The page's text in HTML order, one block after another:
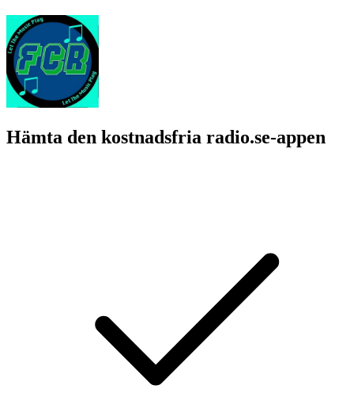
Hämta den kostnadsfria radio.se-appen